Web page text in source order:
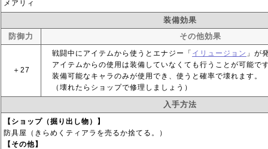
メアリィ
装備効果
防御力
その他効果
＋27
戦闘中にアイテムから使うとエナジー「 イリュージョン 」が
アイテムからの使用は装備していなくても行うことが可能で
装備可能なキャラのみが使用でき、使うと確率で壊れます。
（壊れたらショップで修理しましょう）
入手方法
【ショップ（掘り出し物）】
防具屋（きらめくティアラを売るか捨てる。）
【その他】